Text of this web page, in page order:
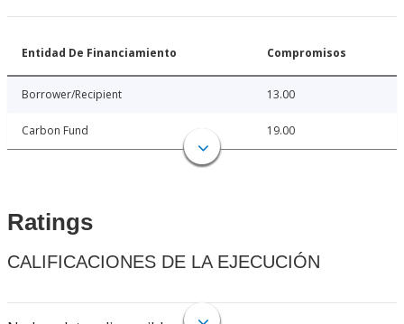
Entidad De Financiamiento Compromisos
Borrower/Recipient 13.00
Carbon Fund 19.00
Ratings
CALIFICACIONES DE LA EJECUCIÓN